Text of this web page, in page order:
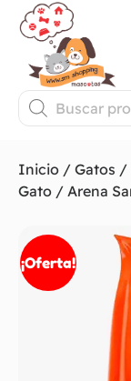
Inicio / Gatos /
Gato / Arena
¡Oferta!